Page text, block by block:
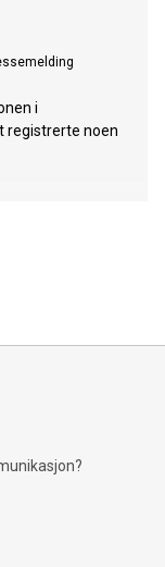
i
registrerte noen